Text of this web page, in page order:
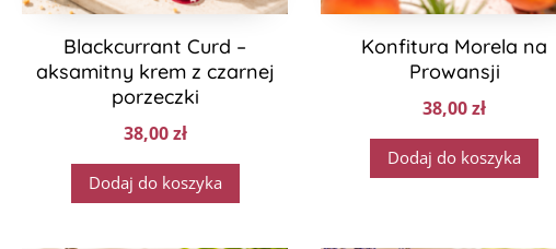
Blackcurrant Curd –
aksamitny krem z czarnej
porzeczki
38,00zł
Dodaj do koszyka
Konfitura Morela na
Prowansji
38,00zł
Dodaj do koszyka